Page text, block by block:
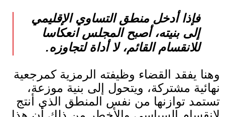
فإذا أدخل منطق التساوي الإقليمي
إلى بنيته، أصبح المجلس انعكاسا
للانقسام القائم، لا أداة لتجاوزه.
وهنا يفقد القضاء وظيفته الرمزية كمرجعية
نهائية مشتركة، ويتحول إلى بنية موزعة،
تستمد توازنها من نفس المنطق الذي أنتج